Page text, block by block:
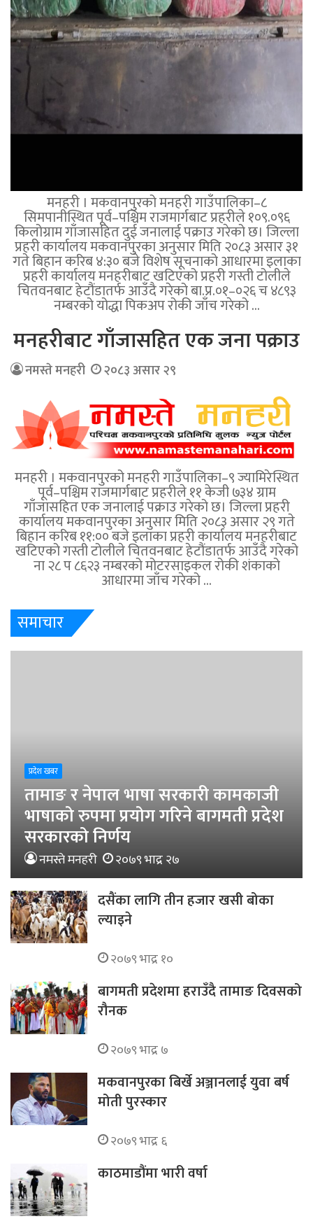
मनहरी । मकवानपुरको मनहरी गाउँपालिका–८
सिमपानीस्थित पूर्व–पश्चिम राजमार्गबाट प्रहरीले १०९.०९६
किलोग्राम गाँजासहित दुई जनालाई पक्राउ गरेको छ। जिल्ला
प्रहरी कार्यालय मकवानपुरका अनुसार मिति २०८३ असार ३१
गते बिहान करिब ४:३० बजे विशेष सूचनाको आधारमा इलाका
प्रहरी कार्यालय मनहरीबाट खटिएको प्रहरी गस्ती टोलीले
चितवनबाट हेटौंडातर्फ आउँदै गरेको बा.प्र.०१–०२६ च ४८९३
नम्बरको योद्धा पिकअप रोकी जाँच गरेको …
मनहरीबाट गाँजासहित एक जना पक्राउ
नमस्ते मनहरी २०८३ असार २९
मनहरी । मकवानपुरको मनहरी गाउँपालिका–९ ज्यामिरेस्थित
पूर्व–पश्चिम राजमार्गबाट प्रहरीले ११ केजी ७३४ ग्राम
गाँजासहित एक जनालाई पक्राउ गरेको छ। जिल्ला प्रहरी
कार्यालय मकवानपुरका अनुसार मिति २०८३ असार २९ गते
बिहान करिब ११:०० बजे इलाका प्रहरी कार्यालय मनहरीबाट
खटिएको गस्ती टोलीले चितवनबाट हेटौंडातर्फ आउँदै गरेको
ना २८ प ८६२३ नम्बरको मोटरसाइकल रोकी शंकाको
आधारमा जाँच गरेको …
समाचार
प्रदेश खबर
तामाङ र नेपाल भाषा सरकारी कामकाजी
भाषाको रुपमा प्रयोग गरिने बागमती प्रदेश
सरकारको निर्णय
नमस्ते मनहरी २०७९ भाद्र २७
दसैंका लागि तीन हजार खसी बोका
ल्याइने
२०७९ भाद्र १०
बागमती प्रदेशमा हराउँदै तामाङ दिवसको
रौनक
२०७९ भाद्र ७
मकवानपुरका बिर्खे अञ्जानलाई युवा बर्ष
मोती पुरस्कार
२०७९ भाद्र ६
काठमाडौंमा भारी वर्षा